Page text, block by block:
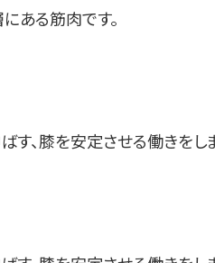
ある筋肉です。
、膝を安定させる働きをし